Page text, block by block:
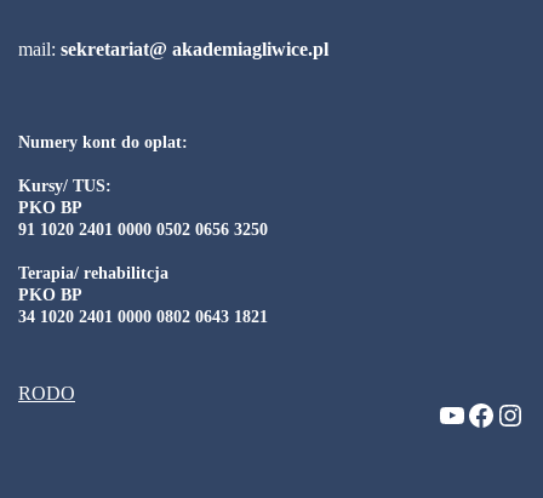
mail: sekretariat@ akademiagliwice.pl
Numery kont do oplat:
Kursy/ TUS:
PKO BP
91 1020 2401 0000 0502 0656 3250
Terapia/ rehabilitcja
PKO BP
34 1020 2401 0000 0802 0643 1821
RODO